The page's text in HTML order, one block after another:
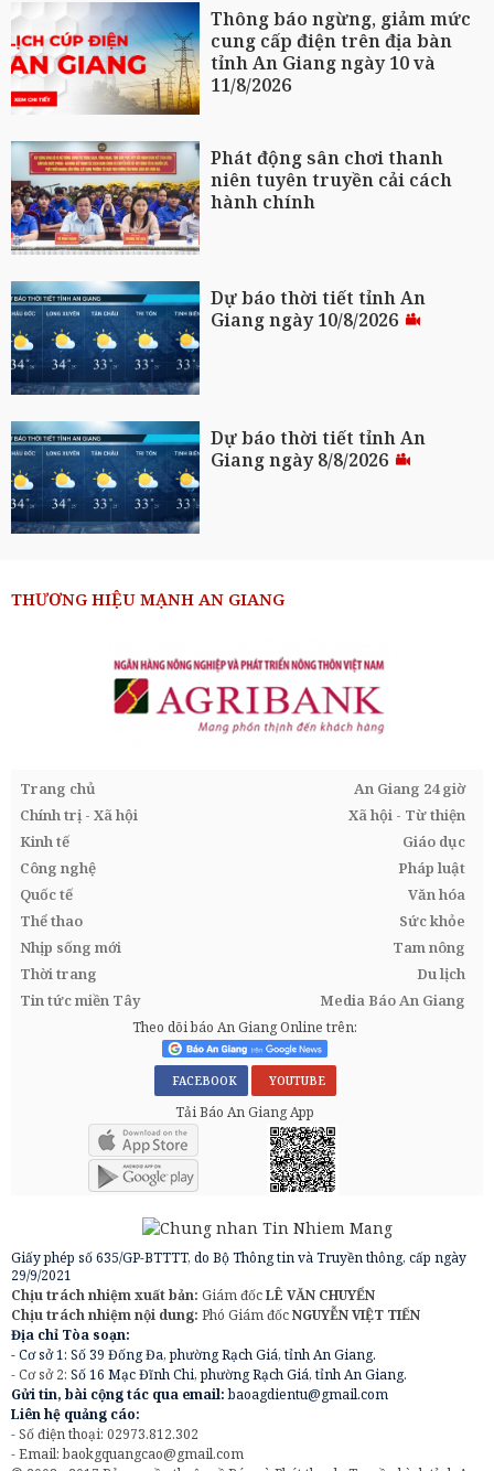
Thông báo ngừng, giảm mức
cung cấp điện trên địa bàn
tỉnh An Giang ngày 10 và
11/8/2026
Phát động sân chơi thanh
niên tuyên truyền cải cách
hành chính
Dự báo thời tiết tỉnh An
Giang ngày 10/8/2026
Dự báo thời tiết tỉnh An
Giang ngày 8/8/2026
THƯƠNG HIỆU MẠNH AN GIANG
Trang chủ
An Giang 24 giờ
Chính trị - Xã hội
Xã hội - Từ thiện
Kinh tế
Giáo dục
Công nghệ
Pháp luật
Quốc tế
Văn hóa
Thể thao
Sức khỏe
Nhịp sống mới
Tam nông
Thời trang
Du lịch
Tin tức miền Tây
Media Báo An Giang
Theo dõi báo An Giang Online trên:
FACEBOOK YOUTUBE
Tải Báo An Giang App
Giấy phép số 635/GP-BTTTT, do Bộ Thông tin và Truyền thông, cấp ngày
29/9/2021
Chịu trách nhiệm xuất bản: Giám đốcLÊ VĂN CHUYỂN
Chịu trách nhiệm nội dung: Phó Giám đốcNGUYỄN VIỆT TIẾN
Địa chỉ Tòa soạn:
- Cơ sở 1: Số 39 Đống Đa, phường Rạch Giá, tỉnh An Giang.
- Cơ sở 2: Số 16 Mạc Đĩnh Chi, phường Rạch Giá, tỉnh An Giang.
Gửi tin, bài cộng tác qua email:baoagdientu@gmail.com
Liên hệ quảng cáo:
- Số điện thoại: 02973.812.302
- Email:baokgquangcao@gmail.com